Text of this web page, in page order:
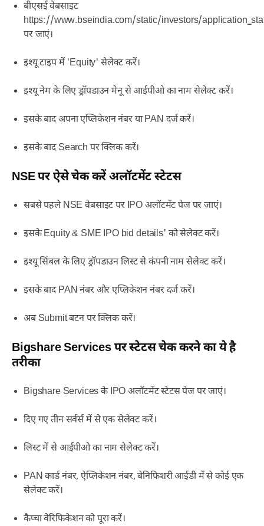
बीएसई वेबसाइट
https://www.bseindia.com/static/investors/
पर जाएं।
इश्यू टाइप में 'Equity' सेलेक्ट करें।
इश्यू नेम के लिए ड्रॉपडाउन मेनू से आईपीओ का नाम सेलेक्ट करें।
इसके बाद अपना एप्लिकेशन नंबर या PAN दर्ज करें।
इसके बाद Search पर क्लिक करें।
NSE पर ऐसे चेक करें अलॉटमेंट स्टेटस
सबसे पहले NSE वेबसाइट पर IPO अलॉटमेंट पेज पर जाएं।
इसके Equity & SME IPO bid details' को सेलेक्ट करें।
इश्यू सिंबल के लिए ड्रॉपडाउन लिस्ट से कंपनी नाम सेलेक्ट करें।
इसके बाद PAN नंबर और एप्लिकेशन नंबर दर्ज करें।
अब Submit बटन पर क्लिक करें।
Bigshare Services पर स्टेटस चेक करने का ये है
तरीका
Bigshare Services के IPO अलॉटमेंट स्टेटस पेज पर जाएं।
दिए गए तीन सर्वर्स में से एक सेलेक्ट करें।
लिस्ट में से आईपीओ का नाम सेलेक्ट करें।
PAN कार्ड नंबर, ऐप्लिकेशन नंबर, बेनिफिशरी आईडी में से कोई एक
सेलेक्ट करें।
कैप्चा वेरिफिकेशन को पूरा करें।